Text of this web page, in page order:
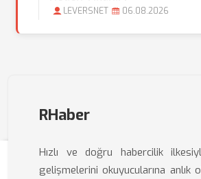
LEVERSNET 06.08.2026
RHaber
Hızlı ve doğru habercilik
gelişmelerini okuyucularına anlık